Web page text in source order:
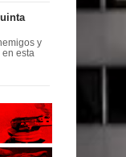
y
esta